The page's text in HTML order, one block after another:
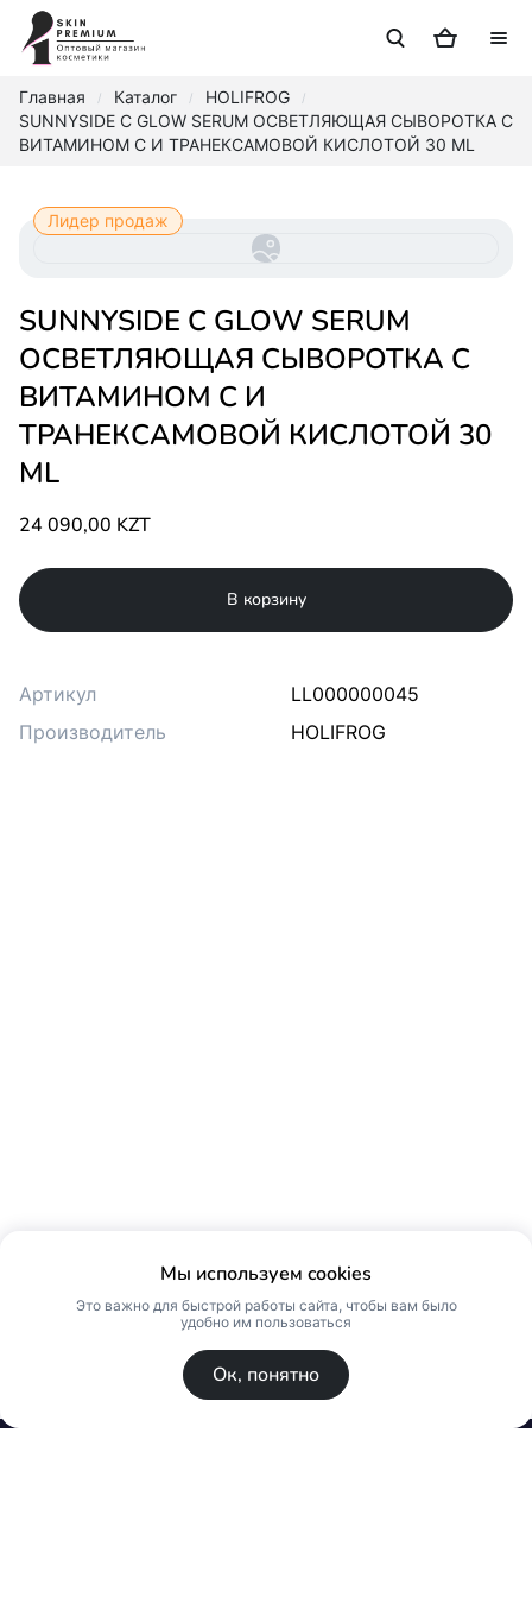
Главная / Каталог / HOLIFROG /
SUNNYSIDE C GLOW SERUM ОСВЕТЛЯЮЩАЯ СЫВОРОТКА С
ВИТАМИНОМ С И ТРАНЕКСАМОВОЙ КИСЛОТОЙ 30 ML
Лидер продаж
SUNNYSIDE C GLOW SERUM
ОСВЕТЛЯЮЩАЯ СЫВОРОТКА С
ВИТАМИНОМ С И
ТРАНЕКСАМОВОЙ КИСЛОТОЙ 30
ML
24 090,00 KZT
В корзину
Артикул
LL000000045
Производитель
HOLIFROG
Мы используем cookies
Это важно для быстрой работы сайта, чтобы вам было
удобно им пользоваться
Ок, понятно